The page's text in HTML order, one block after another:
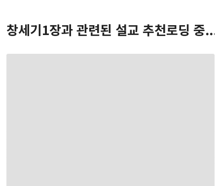
창세기1장과 관련된 설교 추천로딩 중...